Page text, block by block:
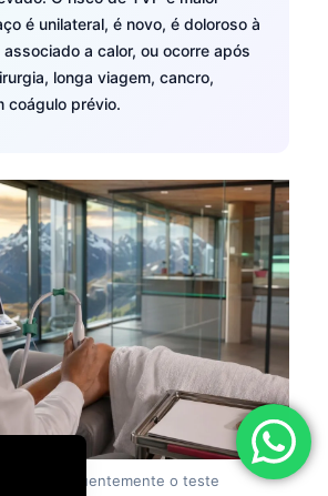
é unilateral, é novo, é doloroso à
a calor, ou ocorre após
longa viagem, cancro,
coágulo prévio.
é frequentemente o teste